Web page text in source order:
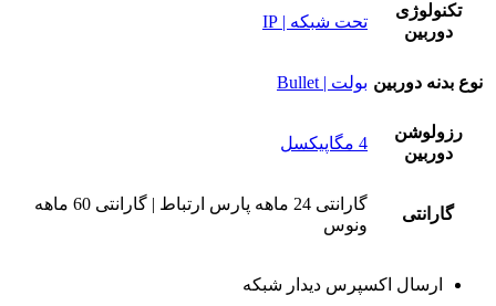
تکنولوژی
دوربین
تحت شبکه | IP
نوع بدنه دوربین بولت | Bullet
رزولوشن
دوربین
4 مگاپیکسل
گارانتی
گارانتی 24 ماهه پارس ارتباط | گارانتی 60 ماهه
ونوس
ارسال اکسپرس دیدار شبکه